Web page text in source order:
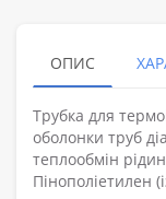
ОПИС
Трубка для
оболонки труб
теплообмін
Пінополіетилен